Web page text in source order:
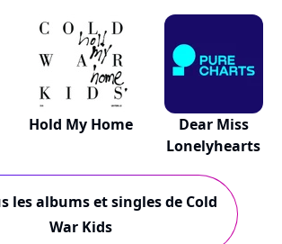
Hold My Home
Dear Miss
Lonelyhearts
les albums et singles de Cold
War Kids